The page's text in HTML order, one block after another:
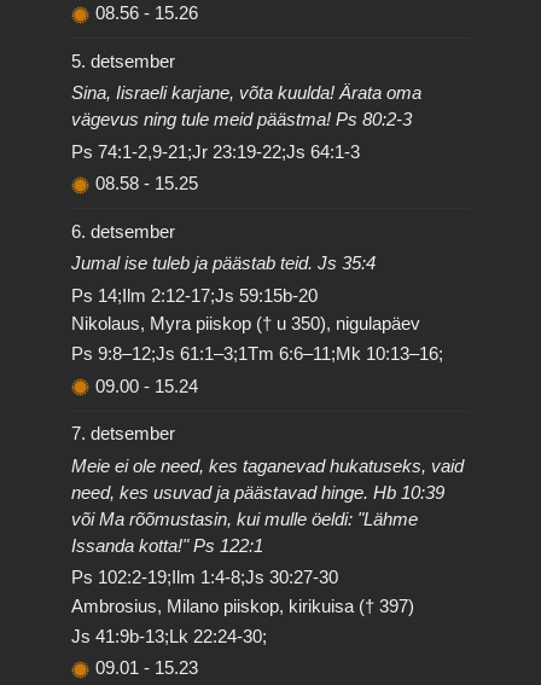
08.56 - 15.26
5. detsember
Sina, Iisraeli karjane, võta kuulda! Ärata oma
vägevus ning tule meid päästma! Ps 80:2-3
Ps 74:1-2,9-21;Jr 23:19-22;Js 64:1-3
08.58 - 15.25
6. detsember
Jumal ise tuleb ja päästab teid. Js 35:4
Ps 14;Ilm 2:12-17;Js 59:15b-20
Nikolaus, Myra piiskop († u 350), nigulapäev
Ps 9:8–12;Js 61:1–3;1Tm 6:6–11;Mk 10:13–16;
09.00 - 15.24
7. detsember
Meie ei ole need, kes taganevad hukatuseks, vaid
need, kes usuvad ja päästavad hinge. Hb 10:39
või Ma rõõmustasin, kui mulle öeldi: "Lähme
Issanda kotta!" Ps 122:1
Ps 102:2-19;Ilm 1:4-8;Js 30:27-30
Ambrosius, Milano piiskop, kirikuisa († 397)
Js 41:9b-13;Lk 22:24-30;
09.01 - 15.23